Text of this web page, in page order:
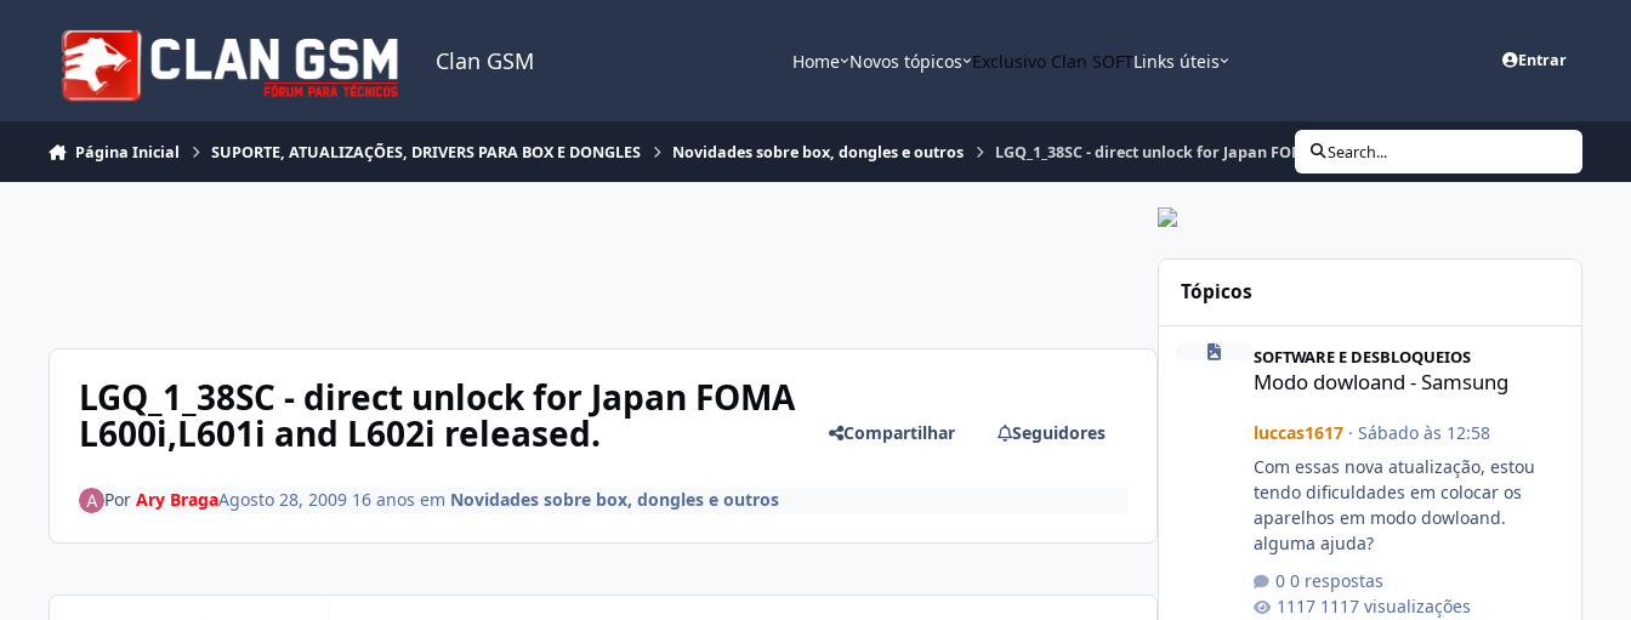
Clan GSM Home Novos tópicos Exclusivo Clan SOFTLinks úteis Entrar
Página Inicial SUPORTE, ATUALIZAÇÕES, DRIVERS PARA BOX E DONGLES Novidades sobre box, dongles e outros LGQ_1_38SC - direct unlock for Japan FOMA L600i,L601i and L602i released.
Search...
LGQ_1_38SC - direct unlock for Japan FOMA
L600i,L601i and L602i released. Compartilhar Seguidores
Por Ary BragaAgosto 28, 2009 16 anos em Novidades sobre box, dongles e outros
Tópicos
SOFTWARE E DESBLOQUEIOS
Modo dowloand - Samsung
luccas1617· Sábado às 12:58
Com essas nova atualização, estou
tendo dificuldades em colocar os
aparelhos em modo dowloand.
alguma ajuda?
0 respostas
1117 visualizações